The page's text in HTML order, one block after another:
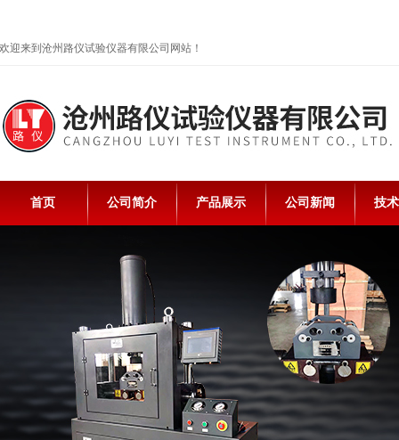
欢迎来到沧州路仪试验仪器有限公司网站！
首页 公司简介 产品展示 公司新闻 技